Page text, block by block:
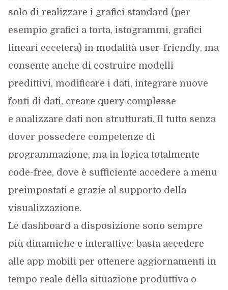
solo di realizzare i grafici standard (per
esempio grafici a torta, istogrammi, grafici
lineari eccetera) in modalità user-friendly, ma
consente anche di costruire modelli
predittivi, modificare i dati, integrare nuove
fonti di dati, creare query complesse
e analizzare dati non strutturati. Il tutto senza
dover possedere competenze di
programmazione, ma in logica totalmente
code-free, dove è sufficiente accedere a menu
preimpostati e grazie al supporto della
visualizzazione.
Le dashboard a disposizione sono sempre
più dinamiche e interattive: basta accedere
alle app mobili per ottenere aggiornamenti in
tempo reale della situazione produttiva o